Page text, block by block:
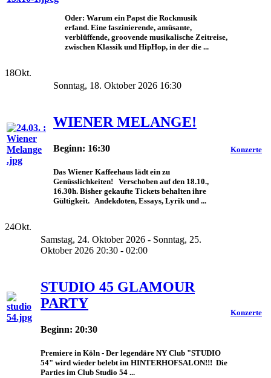
Oder: Warum ein Papst die Rockmusik
erfand. Eine faszinierende, amüsante,
verblüffende, groovende musikalische Zeitreise,
zwischen Klassik und HipHop, in der die ...
18Okt.
Sonntag, 18. Oktober 2026 16:30
WIENER MELANGE!
Beginn: 16:30
Das Wiener Kaffeehaus lädt ein zu
Genüsslichkeiten! Verschoben auf den 18.10.,
16.30h. Bisher gekaufte Tickets behalten ihre
Gültigkeit. Andekdoten, Essays, Lyrik und ...
Konzerte
24Okt.
Samstag, 24. Oktober 2026 - Sonntag, 25.
Oktober 2026 20:30 - 02:00
STUDIO 45 GLAMOUR
PARTY
Beginn: 20:30
Premiere in Köln - Der legendäre NY Club "STUDIO
54" wird wieder belebt im HINTERHOFSALON!!! Die
Parties im Club Studio 54 ...
Konzerte